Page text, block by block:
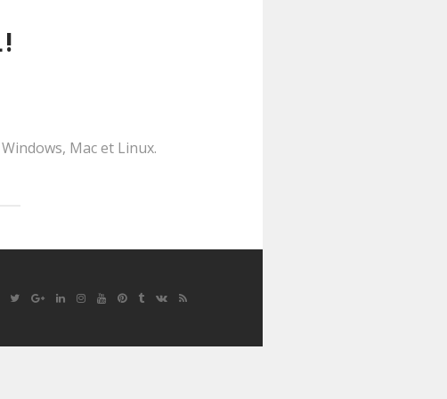
Mac et Linux.
Facebook
TwitterGoogleLinkedinInstagramYouTubePinterest
TumblrVK RSS